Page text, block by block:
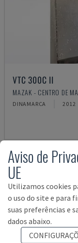
VTC 300C II
MAZAK - CENTRO DE
DINAMARCA 2012
Aviso de
UE
Utilizamos cookies
o uso do site e para
suas preferências e
dados abaixo.